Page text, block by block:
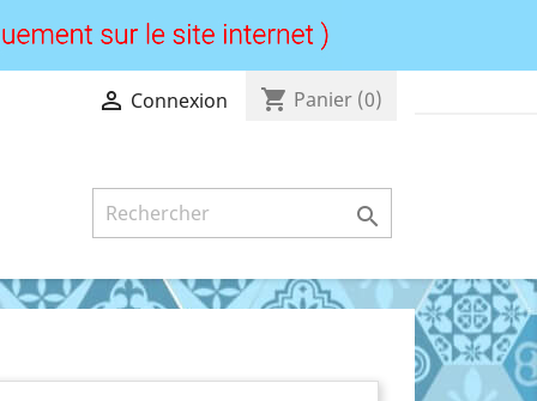
 Connexion shopping_cart Panier (0)
